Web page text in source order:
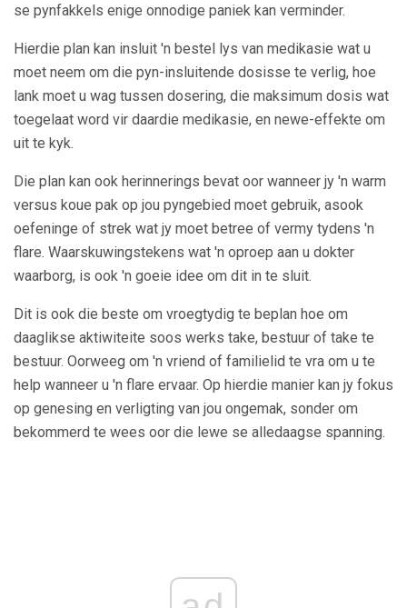
se pynfakkels enige onnodige paniek kan verminder.
Hierdie plan kan insluit 'n bestel lys van medikasie wat u
moet neem om die pyn-insluitende dosisse te verlig, hoe
lank moet u wag tussen dosering, die maksimum dosis wat
toegelaat word vir daardie medikasie, en newe-effekte om
uit te kyk.
Die plan kan ook herinnerings bevat oor wanneer jy 'n warm
versus koue pak op jou pyngebied moet gebruik, asook
oefeninge of strek wat jy moet betree of vermy tydens 'n
flare. Waarskuwingstekens wat 'n oproep aan u dokter
waarborg, is ook 'n goeie idee om dit in te sluit.
Dit is ook die beste om vroegtydig te beplan hoe om
daaglikse aktiwiteite soos werks take, bestuur of take te
bestuur. Oorweeg om 'n vriend of familielid te vra om u te
help wanneer u 'n flare ervaar. Op hierdie manier kan jy fokus
op genesing en verligting van jou ongemak, sonder om
bekommerd te wees oor die lewe se alledaagse spanning.